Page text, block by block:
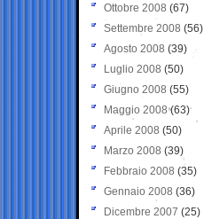
Ottobre 2008 (67)
Settembre 2008 (56)
Agosto 2008 (39)
Luglio 2008 (50)
Giugno 2008 (55)
Maggio 2008(63)
Aprile 2008 (50)
Marzo 2008 (39)
Febbraio 2008 (35)
Gennaio 2008 (36)
Dicembre 2007 (25)